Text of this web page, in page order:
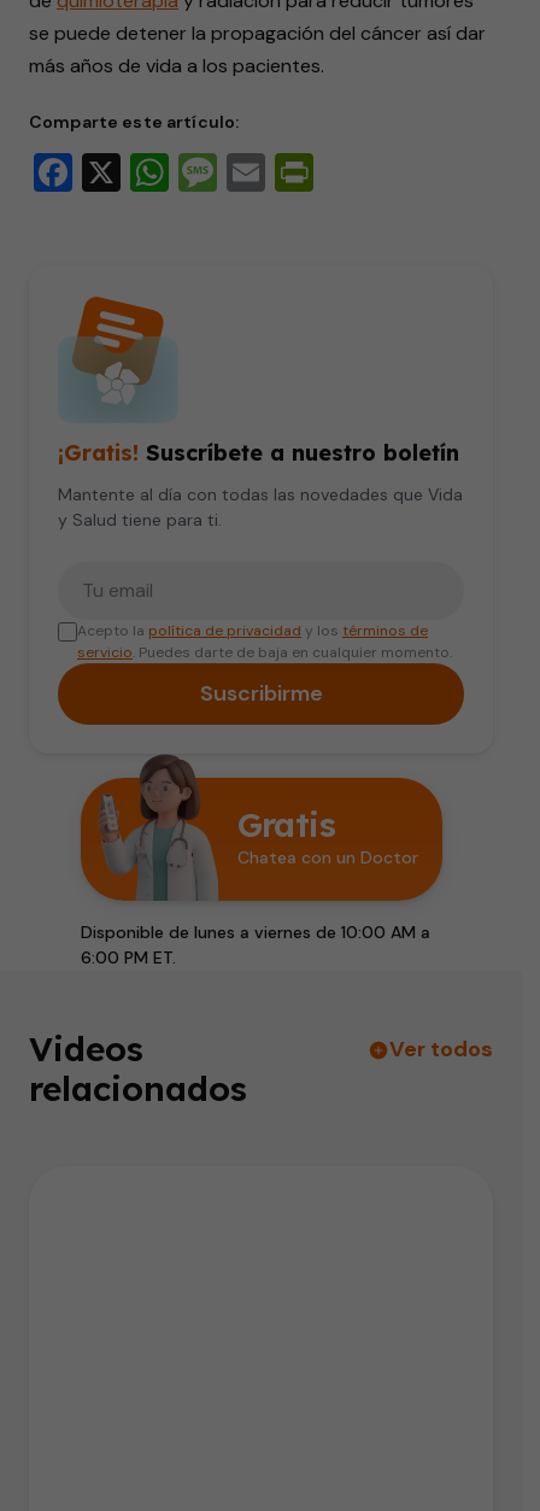
seconds
1
minute,
se puede detener la propagación del cáncer así dar
más años de vida a los pacientes.
Comparte este artículo:
Facebook
X WhatsApp
Message
Email
¡Gratis! Suscríbete a nuestro boletín
Mantente al día con todas las novedades que Vida
y Salud tiene para ti.
Acepto la política de privacidad y los términos de
servicio. Puedes darte de baja en cualquier momento.
Suscribirme
Gratis
Chatea con un Doctor
Disponible de lunes a viernes de 10:00 AM a
6:00 PM ET.
Videos
relacionados
Ver todos